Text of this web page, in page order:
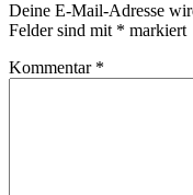
Deine E-Mail-Adresse
Felder sind mit * markiert
Kommentar *